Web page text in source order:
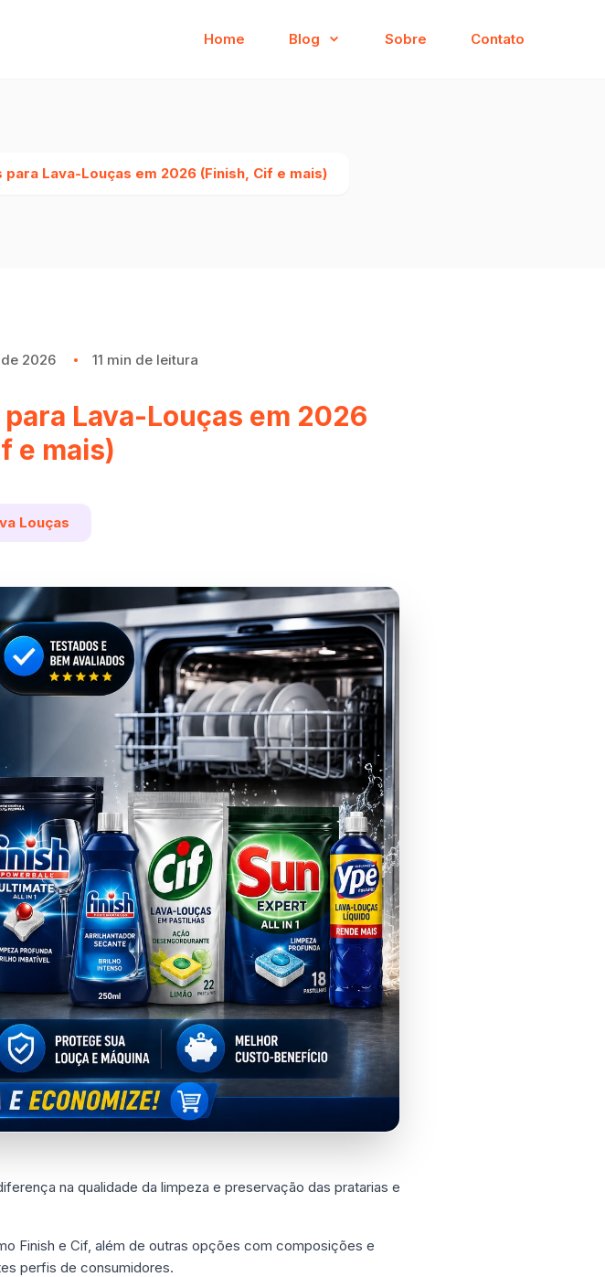
Home Blog Sobre Contato
Lava-Louças em 2026 (Finish, Cif e mais)
2026 11 min de leitura
Lava-Louças em 2026
e mais)
Louças
na qualidade da limpeza e preservação das pratarias e
Finish e Cif, além de outras opções com composições e
perfis de consumidores.